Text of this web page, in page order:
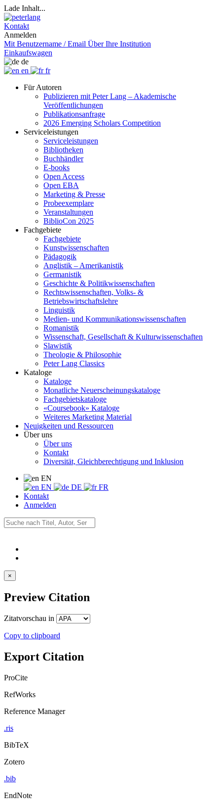
Lade Inhalt...
Kontakt
Anmelden
Mit Benutzername / Email Über Ihre Institution
Einkaufswagen
de
en
fr
Für Autoren
Publizieren mit Peter Lang – Akademische
Veröffentlichungen
Publikationsanfrage
2026 Emerging Scholars Competition
Serviceleistungen
Serviceleistungen
Bibliotheken
Buchhändler
E-books
Open Access
Open EBA
Marketing & Presse
Probeexemplare
Veranstaltungen
BiblioCon 2025
Fachgebiete
Fachgebiete
Kunstwissenschaften
Pädagogik
Anglistik – Amerikanistik
Germanistik
Geschichte & Politikwissenschaften
Rechtswissenschaften, Volks- &
Betriebswirtschaftslehre
Linguistik
Medien- und Kommunikationswissenschaften
Romanistik
Wissenschaft, Gesellschaft & Kulturwissenschaften
Slawistik
Theologie & Philosophie
Peter Lang Classics
Kataloge
Kataloge
Monatliche Neuerscheinungskataloge
Fachgebietskataloge
«Coursebook» Kataloge
Weiteres Marketing Material
Neuigkeiten und Ressourcen
Über uns
Über uns
Kontakt
Diversität, Gleichberechtigung und Inklusion
EN
EN
DE
FR
Kontakt
Anmelden
×
Preview Citation
Zitatvorschau in
Copy to clipboard
Export Citation
ProCite
RefWorks
Reference Manager
.ris
BibTeX
Zotero
.bib
EndNote